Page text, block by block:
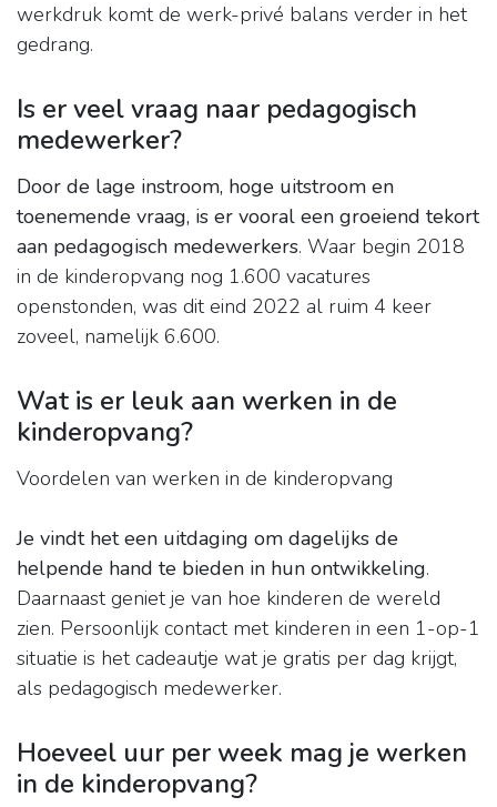
werkdruk komt de werk-privé balans verder in het
gedrang.
Is er veel vraag naar pedagogisch
medewerker?
Door de lage instroom, hoge uitstroom en
toenemende vraag, is er vooral een groeiend tekort
aan pedagogisch medewerkers. Waar begin 2018
in de kinderopvang nog 1.600 vacatures
openstonden, was dit eind 2022 al ruim 4 keer
zoveel, namelijk 6.600.
Wat is er leuk aan werken in de
kinderopvang?
Voordelen van werken in de kinderopvang
Je vindt het een uitdaging om dagelijks de
helpende hand te bieden in hun ontwikkeling.
Daarnaast geniet je van hoe kinderen de wereld
zien. Persoonlijk contact met kinderen in een 1-op-1
situatie is het cadeautje wat je gratis per dag krijgt,
als pedagogisch medewerker.
Hoeveel uur per week mag je werken
in de kinderopvang?